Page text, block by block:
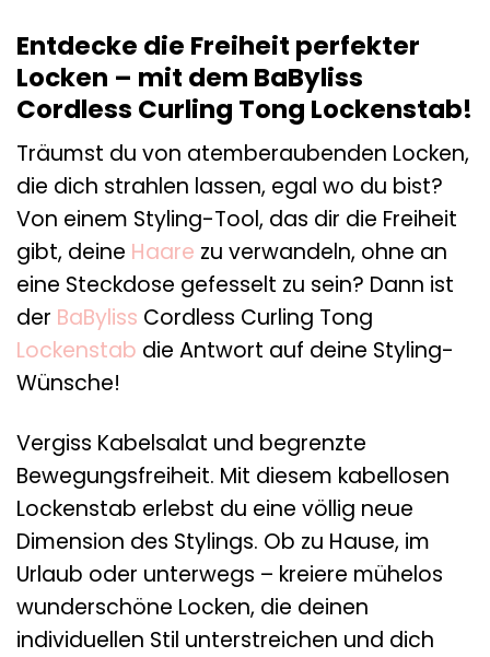
Entdecke die Freiheit perfekter
Locken – mit dem BaByliss
Cordless Curling Tong Lockenstab!
Träumst du von atemberaubenden Locken,
die dich strahlen lassen, egal wo du bist?
Von einem Styling-Tool, das dir die Freiheit
gibt, deine Haare zu verwandeln, ohne an
eine Steckdose gefesselt zu sein? Dann ist
der BaByliss Cordless Curling Tong
Lockenstab die Antwort auf deine Styling-
Wünsche!
Vergiss Kabelsalat und begrenzte
Bewegungsfreiheit. Mit diesem kabellosen
Lockenstab erlebst du eine völlig neue
Dimension des Stylings. Ob zu Hause, im
Urlaub oder unterwegs – kreiere mühelos
wunderschöne Locken, die deinen
individuellen Stil unterstreichen und dich